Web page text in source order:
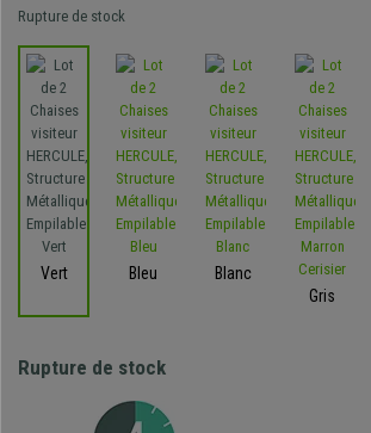
Rupture de stock
Vert Bleu
Blanc
Gris
Rupture de stock